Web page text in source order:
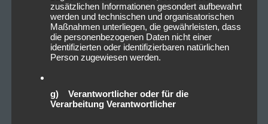
zusätzlichen Informationen gesondert aufbewahrt
werden und technischen und organisatorischen
Maßnahmen unterliegen, die gewährleisten, dass
die personenbezogenen Daten nicht einer
identifizierten oder identifizierbaren natürlichen
Person zugewiesen werden.
g) Verantwortlicher oder für die
Verarbeitung Verantwortlicher